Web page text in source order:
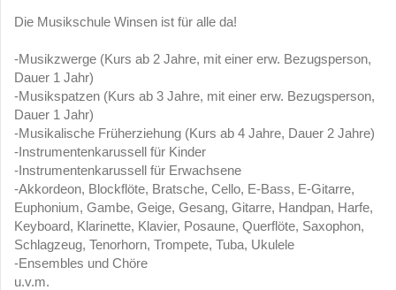
Die Musikschule Winsen ist für alle da!
-Musikzwerge (Kurs ab 2 Jahre, mit einer erw. Bezugsperson,
Dauer 1 Jahr)
-Musikspatzen (Kurs ab 3 Jahre, mit einer erw. Bezugsperson,
Dauer 1 Jahr)
-Musikalische Früherziehung (Kurs ab 4 Jahre, Dauer 2 Jahre)
-Instrumentenkarussell für Kinder
-Instrumentenkarussell für Erwachsene
-Akkordeon, Blockflöte, Bratsche, Cello, E-Bass, E-Gitarre,
Euphonium, Gambe, Geige, Gesang, Gitarre, Handpan, Harfe,
Keyboard, Klarinette, Klavier, Posaune, Querflöte, Saxophon,
Schlagzeug, Tenorhorn, Trompete, Tuba, Ukulele
-Ensembles und Chöre
u.v.m.